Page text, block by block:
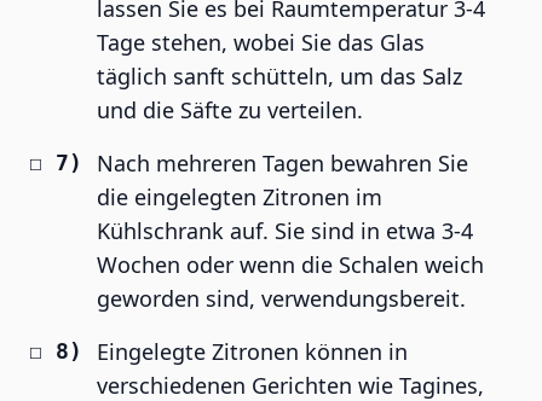
lassen Sie es bei Raumtemperatur 3-4
Tage stehen, wobei Sie das Glas
täglich sanft schütteln, um das Salz
und die Säfte zu verteilen.
Nach mehreren Tagen bewahren Sie
die eingelegten Zitronen im
Kühlschrank auf. Sie sind in etwa 3-4
Wochen oder wenn die Schalen weich
geworden sind, verwendungsbereit.
Eingelegte Zitronen können in
verschiedenen Gerichten wie Tagines,